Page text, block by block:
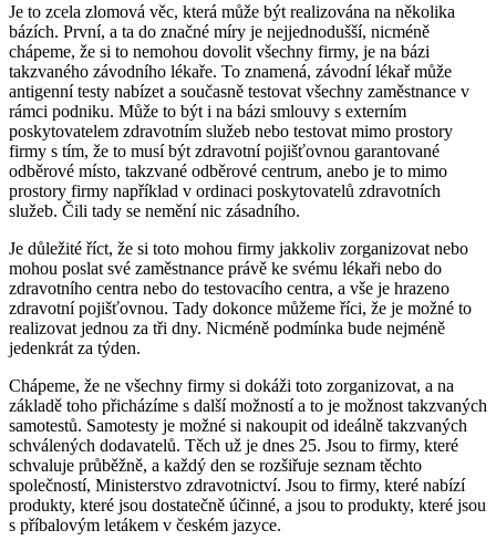
Je to zcela zlomová věc, která může být realizována na několika
bázích. První, a ta do značné míry je nejjednodušší, nicméně
chápeme, že si to nemohou dovolit všechny firmy, je na bázi
takzvaného závodního lékaře. To znamená, závodní lékař může
antigenní testy nabízet a současně testovat všechny zaměstnance v
rámci podniku. Může to být i na bázi smlouvy s externím
poskytovatelem zdravotním služeb nebo testovat mimo prostory
firmy s tím, že to musí být zdravotní pojišťovnou garantované
odběrové místo, takzvané odběrové centrum, anebo je to mimo
prostory firmy například v ordinaci poskytovatelů zdravotních
služeb. Čili tady se nemění nic zásadního.
Je důležité říct, že si toto mohou firmy jakkoliv zorganizovat nebo
mohou poslat své zaměstnance právě ke svému lékaři nebo do
zdravotního centra nebo do testovacího centra, a vše je hrazeno
zdravotní pojišťovnou. Tady dokonce můžeme říci, že je možné to
realizovat jednou za tři dny. Nicméně podmínka bude nejméně
jedenkrát za týden.
Chápeme, že ne všechny firmy si dokáži toto zorganizovat, a na
základě toho přicházíme s další možností a to je možnost takzvaných
samotestů. Samotesty je možné si nakoupit od ideálně takzvaných
schválených dodavatelů. Těch už je dnes 25. Jsou to firmy, které
schvaluje průběžně, a každý den se rozšiřuje seznam těchto
společností, Ministerstvo zdravotnictví. Jsou to firmy, které nabízí
produkty, které jsou dostatečně účinné, a jsou to produkty, které jsou
s příbalovým letákem v českém jazyce.